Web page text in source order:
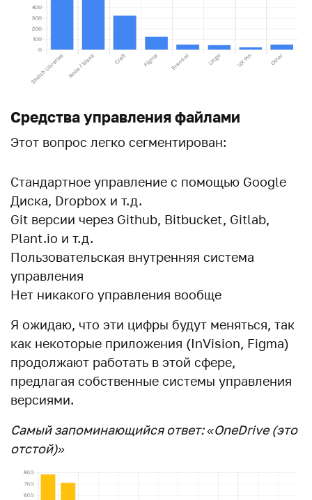
Средства управления файлами
Этот вопрос легко сегментирован:
Стандартное управление с помощью Google
Диска, Dropbox и т.д.
Git версии через Github, Bitbucket, Gitlab,
Plant.io и т.д.
Пользовательская внутренняя система
управления
Нет никакого управления вообще
Я ожидаю, что эти цифры будут меняться, так
как некоторые приложения (InVision, Figma)
продолжают работать в этой сфере,
предлагая собственные системы управления
версиями.
Самый запоминающийся ответ: «OneDrive (это
отстой)»